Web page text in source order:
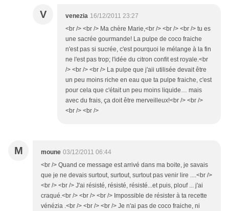
V venezia 16/12/2011 23:27
<br /> <br /> Ma chère Marie,<br /> <br /> <br /> tu es
une sacrée gourmande! La pulpe de coco fraiche
n'est pas si sucrée, c'est pourquoi le mélange à la fin
ne l'est pas trop; l'idée du citron confit est royale.<br
/> <br /> <br /> La pulpe que j'aii utilisée devait être
un peu moins riche en eau que ta pulpe fraiche, c'est
pour cela que c'était un peu moins liquide… mais
avec du frais, ça doit être merveilleux!<br /> <br />
<br /> <br />
M moune 03/12/2011 06:44
<br /> Quand ce message est arrivé dans ma boite, je savais
que je ne devais surtout, surtout, surtout pas venir lire ....<br />
<br /> <br /> J'ai résisté, résisté, résisté...et puis, plouf ... j'ai
craqué.<br /> <br /> <br /> Impossible de résister à ta recette
vénézia .<br /> <br /> <br /> Je n'ai pas de coco fraiche, ni